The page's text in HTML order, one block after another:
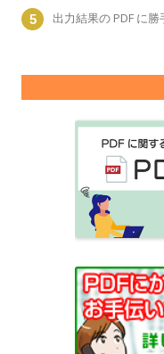
出力結果の PDF に